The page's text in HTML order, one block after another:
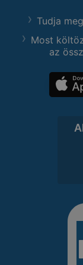
Tudja
Most
az